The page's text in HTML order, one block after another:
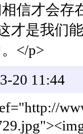
信才会存
是我们能
</p>
20 11:44